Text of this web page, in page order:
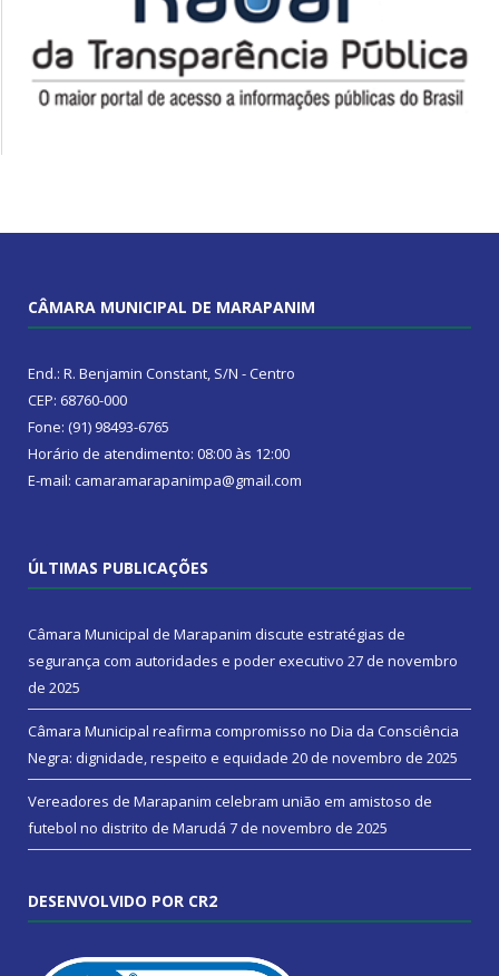
CÂMARA MUNICIPAL DE MARAPANIM
End.: R. Benjamin Constant, S/N - Centro
CEP: 68760-000
Fone: (91) 98493-6765
Horário de atendimento: 08:00 às 12:00
E-mail: camaramarapanimpa@gmail.com
ÚLTIMAS PUBLICAÇÕES
Câmara Municipal de Marapanim discute estratégias de
segurança com autoridades e poder executivo 27 de novembro
de 2025
Câmara Municipal reafirma compromisso no Dia da Consciência
Negra: dignidade, respeito e equidade 20 de novembro de 2025
Vereadores de Marapanim celebram união em amistoso de
futebol no distrito de Marudá 7 de novembro de 2025
DESENVOLVIDO POR CR2